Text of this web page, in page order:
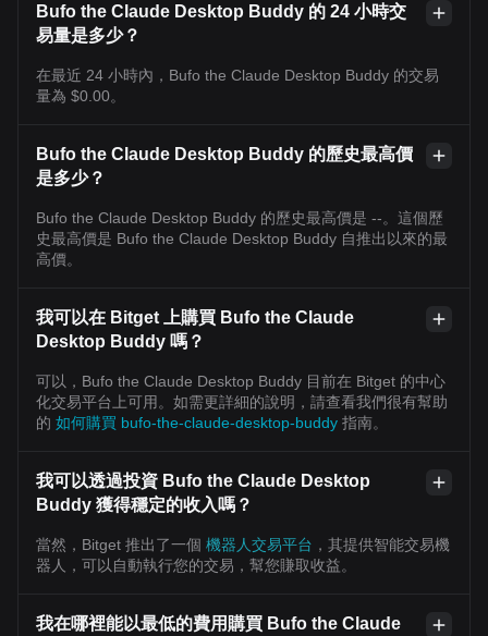
Bufo the Claude Desktop Buddy 的 24 小時交
易量是多少？
在最近 24 小時內，Bufo the Claude Desktop Buddy 的交易
量為 $0.00。
Bufo the Claude Desktop Buddy 的歷史最高價
是多少？
Bufo the Claude Desktop Buddy 的歷史最高價是 --。這個歷
史最高價是 Bufo the Claude Desktop Buddy 自推出以來的最
高價。
我可以在 Bitget 上購買 Bufo the Claude
Desktop Buddy 嗎？
可以，Bufo the Claude Desktop Buddy 目前在 Bitget 的中心
化交易平台上可用。如需更詳細的說明，請查看我們很有幫助
的 如何購買 bufo-the-claude-desktop-buddy 指南。
我可以透過投資 Bufo the Claude Desktop
Buddy 獲得穩定的收入嗎？
當然，Bitget 推出了一個 機器人交易平台 ，其提供智能交易機
器人，可以自動執行您的交易，幫您賺取收益。
我在哪裡能以最低的費用購買 Bufo the Claude